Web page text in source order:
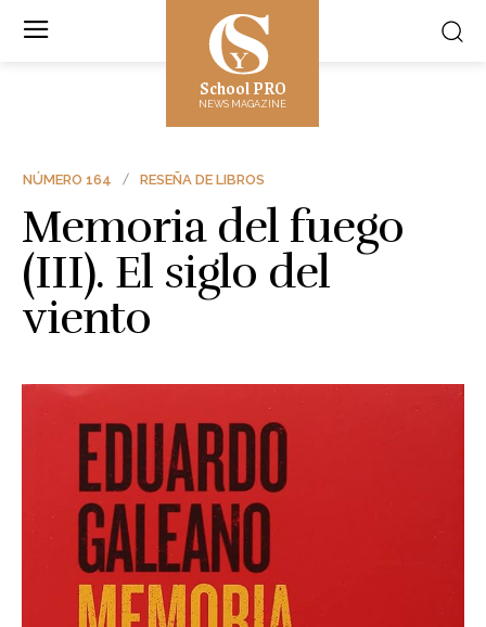
School PRO
NEWS MAGAZINE
NÚMERO 164 RESEÑA DE LIBROS
Memoria del fuego
(III). El siglo del
viento